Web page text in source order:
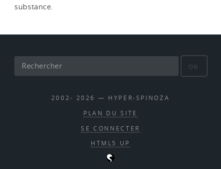
substance.
OK
2002- 2026 — HYPER-SPINOZA
PLAN DU SITE
SE CONNECTER
HTML5 UP